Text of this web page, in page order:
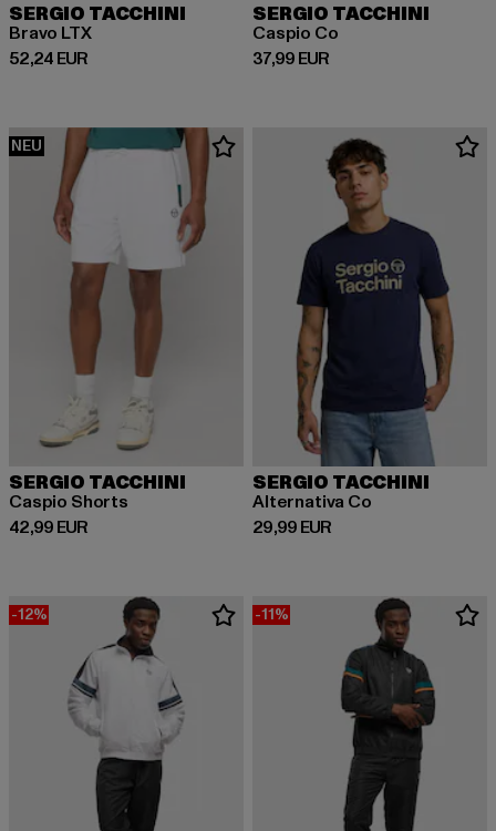
SERGIO TACCHINI
Bravo LTX
52,24 EUR
Derzeitiger Preis: 52,24 EUR
SERGIO TACCHINI
Caspio Co
37,99 EUR
Derzeitiger Preis: 37,99 EUR
NEU
SERGIO TACCHINI
Caspio Shorts
42,99 EUR
Derzeitiger Preis: 42,99 EUR
SERGIO TACCHINI
Alternativa Co
29,99 EUR
Derzeitiger Preis: 29,99 EUR
-12% -11%